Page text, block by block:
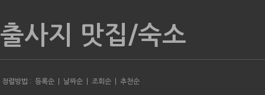
출사지 맛집/숙소
정렬방법 : 등록순 날짜순 조회순 추천순